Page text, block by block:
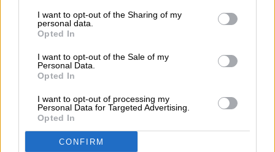
I want to opt-out of the Sharing of my
personal data.
Opted In
I want to opt-out of the Sale of my
Personal Data.
Opted In
I want to opt-out of processing my
Personal Data for Targeted Advertising.
Opted In
CONFIRM
Diego Bastarrica es Senior Editor y Head of
Content en Digital Trends en Español,
donde lidera la estrategia editorial, SEO…
Topics
Amazon Prime Video